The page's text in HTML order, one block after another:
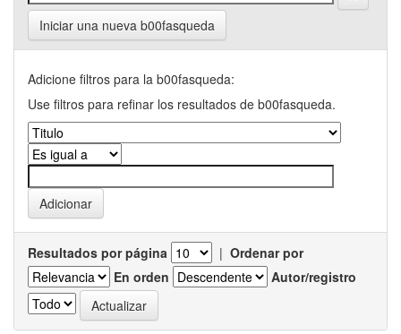
Iniciar una nueva b00fasqueda
Adicione filtros para la b00fasqueda:
Use filtros para refinar los resultados de b00fasqueda.
Resultados por página | Ordenar por
En orden
Autor/registro